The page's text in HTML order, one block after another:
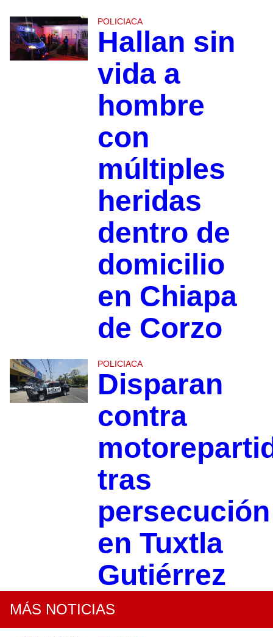
POLICIACA
Hallan sin
vida a
hombre
con
múltiples
heridas
dentro de
domicilio
en Chiapa
de Corzo
POLICIACA
Disparan
contra
tras
persecución
en Tuxtla
Gutiérrez
MÁS NOTICIAS